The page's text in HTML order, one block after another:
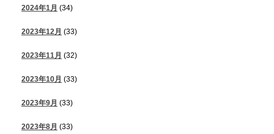
2024年1月 (34)
2023年12月 (33)
2023年11月 (32)
2023年10月 (33)
2023年9月 (33)
2023年8月 (33)